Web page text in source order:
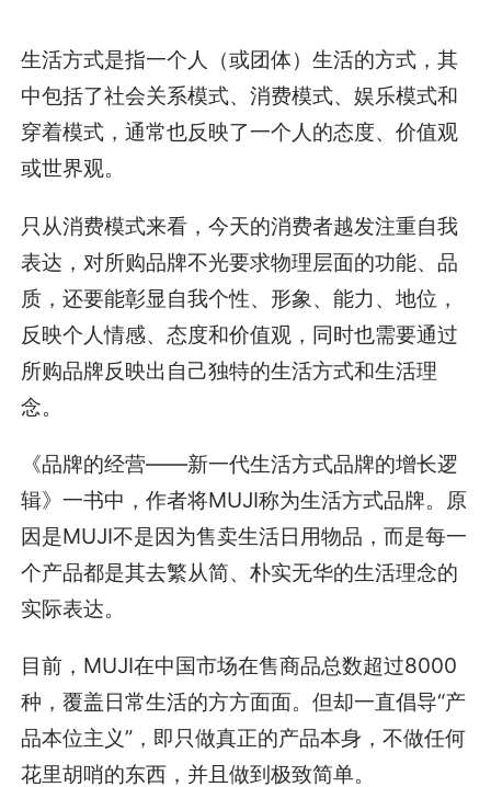
生活方式是指一个人（或团体）生活的方式，其
中包括了社会关系模式、消费模式、娱乐模式和
穿着模式，通常也反映了一个人的态度、价值观
或世界观。
只从消费模式来看，今天的消费者越发注重自我
表达，对所购品牌不光要求物理层面的功能、品
质，还要能彰显自我个性、形象、能力、地位，
反映个人情感、态度和价值观，同时也需要通过
所购品牌反映出自己独特的生活方式和生活理
念。
《品牌的经营——新一代生活方式品牌的增长逻
辑》一书中，作者将MUJI称为生活方式品牌。原
因是MUJI不是因为售卖生活日用物品，而是每一
个产品都是其去繁从简、朴实无华的生活理念的
实际表达。
目前，MUJI在中国市场在售商品总数超过8000
种，覆盖日常生活的方方面面。但却一直倡导“产
品本位主义”，即只做真正的产品本身，不做任何
花里胡哨的东西，并且做到极致简单。